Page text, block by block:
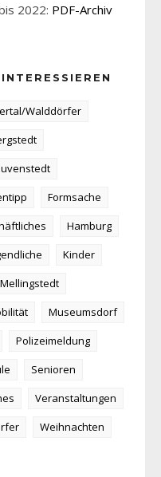
2022: PDF-Archiv
Walddörfer
Formsache
Hamburg
Kinder
Museumsdorf
Polizeimeldung
Senioren
Veranstaltungen
Weihnachten